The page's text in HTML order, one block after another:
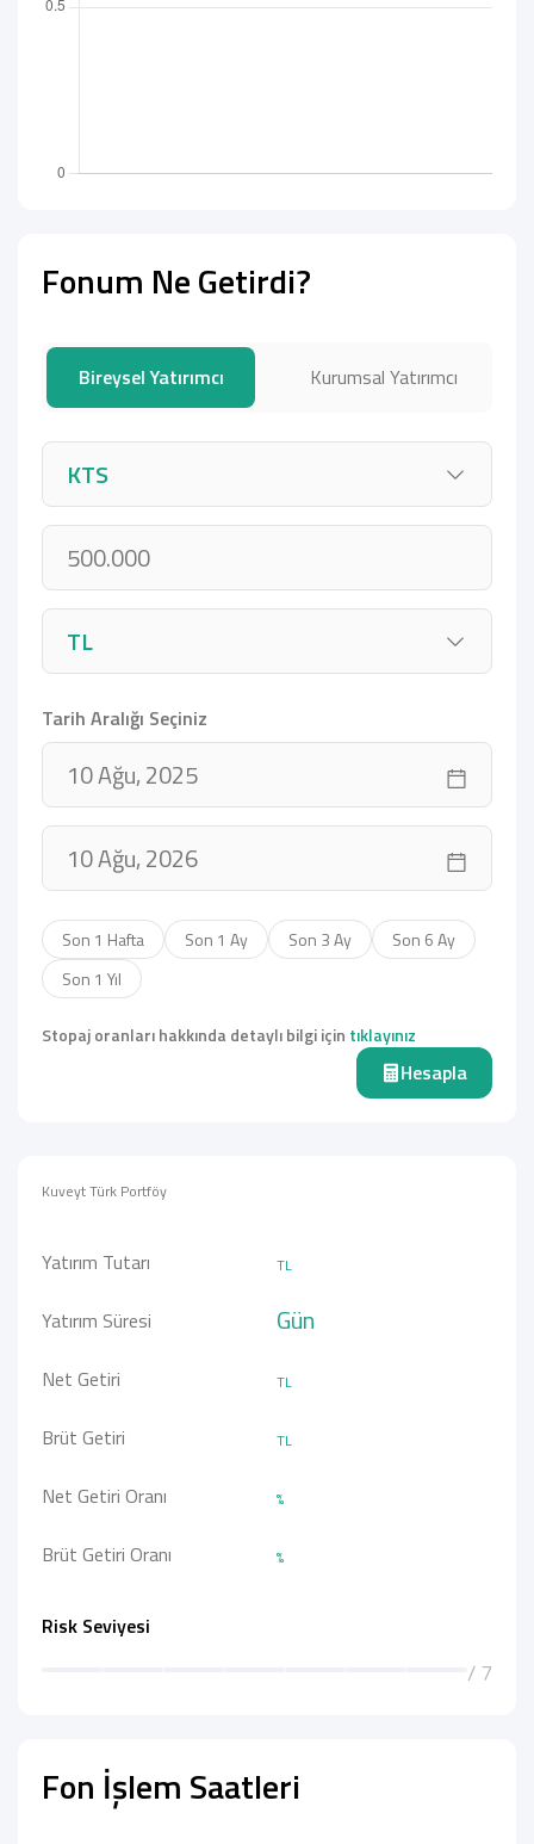
Fonum Ne Getirdi?
Bireysel Yatırımcı Kurumsal Yatırımcı
Tarih Aralığı Seçiniz
Son 1 Hafta Son 1 Ay Son 3 Ay
Son 6 Ay
Son 1 Yıl
Stopaj oranları hakkında detaylı bilgi için tıklayınız
Hesapla
Kuveyt Türk Portföy
Yatırım Tutarı TL
Yatırım Süresi Gün
Net Getiri TL
Brüt Getiri TL
Net Getiri Oranı %
Brüt Getiri Oranı %
Risk Seviyesi
/ 7
Fon İşlem Saatleri